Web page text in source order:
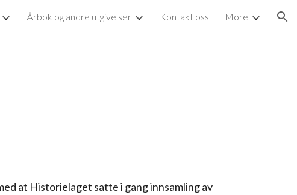
Årbok og andre utgivelser Kontakt oss More
at Historielaget satte i gang innsamling av